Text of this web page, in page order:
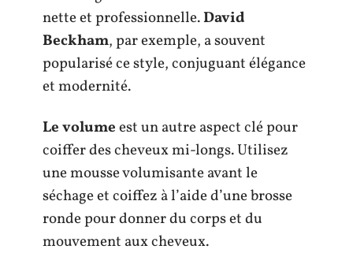
nette et professionnelle.David
Beckham, par exemple, a souvent
popularisé ce style, conjuguant élégance
et modernité.
Le volumeest un autre aspect clé pour
coiffer des cheveux mi-longs. Utilisez
une mousse volumisante avant le
séchage et coiffez à l’aide d’une brosse
ronde pour donner du corps et du
mouvement aux cheveux.